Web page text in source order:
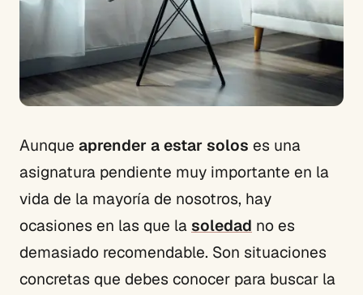
Aunque aprender a estar solos es una
asignatura pendiente muy importante en la
vida de la mayoría de nosotros, hay
ocasiones en las que la soledad no es
demasiado recomendable. Son situaciones
concretas que debes conocer para buscar la